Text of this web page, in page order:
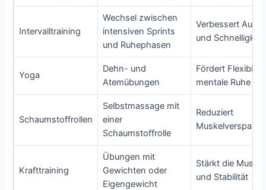
Intervalltraining
Wechsel zwischen
intensiven Sprints
und Ruhephasen
Verbessert
und Schnelligkeit
Yoga
Dehn- und
Atemübungen
Fördert
mentale Ruhe
Schaumstoffrollen
Selbstmassage mit
einer
Schaumstoffrolle
Reduziert
Krafttraining
Übungen mit
Gewichten oder
Eigengewicht
Stärkt die
und Stabilität